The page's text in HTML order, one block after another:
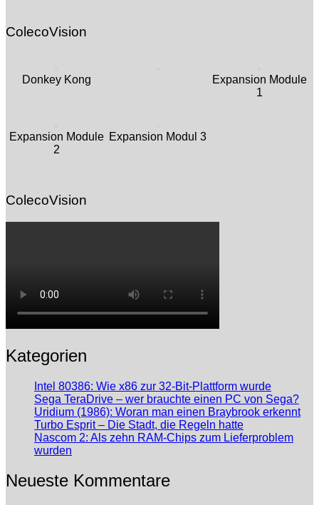
ColecoVision
Donkey Kong
Expansion Module
1
Expansion Module
2
Expansion Modul 3
ColecoVision
Kategorien
Intel 80386: Wie x86 zur 32-Bit-Plattform wurde
Sega TeraDrive – wer brauchte einen PC von Sega?
Uridium (1986): Woran man einen Braybrook erkennt
Turbo Esprit – Die Stadt, die Regeln hatte
Nascom 2: Als zehn RAM-Chips zum Lieferproblem
wurden
Neueste Kommentare